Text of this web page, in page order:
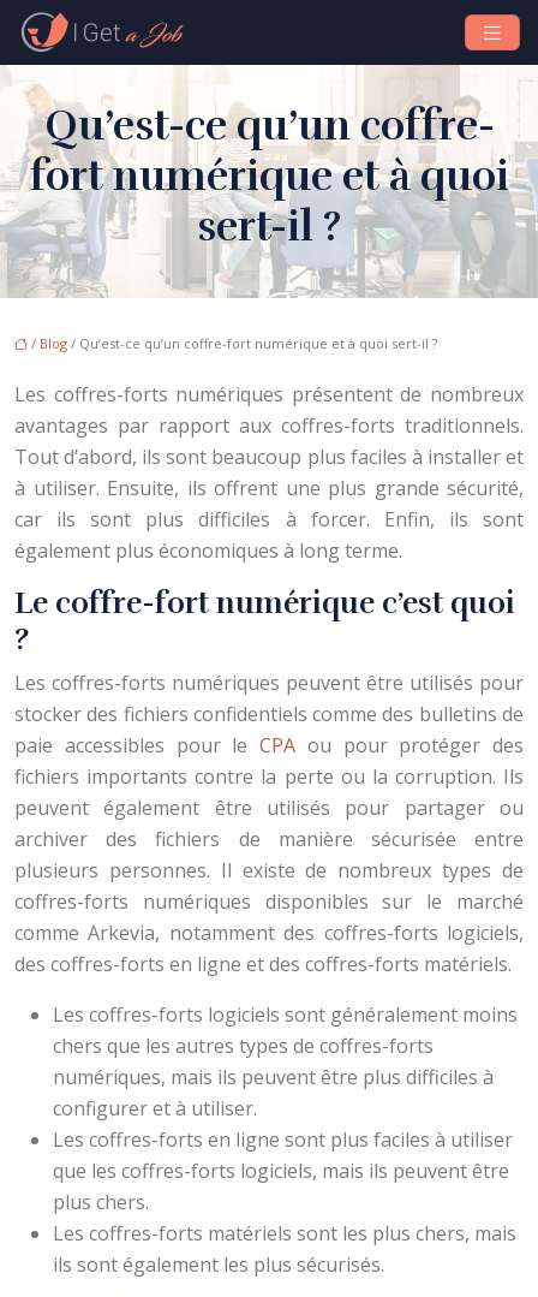
Qu’est-ce qu’un coffre-
fort numérique et à quoi
sert-il ?
/ Blog / Qu’est-ce qu’un coffre-fort numérique et à quoi sert-il ?
Les coffres-forts numériques présentent de nombreux
avantages par rapport aux coffres-forts traditionnels.
Tout d’abord, ils sont beaucoup plus faciles à installer et
à utiliser. Ensuite, ils offrent une plus grande sécurité,
car ils sont plus difficiles à forcer. Enfin, ils sont
également plus économiques à long terme.
Le coffre-fort numérique c’est quoi
?
Les coffres-forts numériques peuvent être utilisés pour
stocker des fichiers confidentiels comme des bulletins de
paie accessibles pour le CPA ou pour protéger des
fichiers importants contre la perte ou la corruption. Ils
peuvent également être utilisés pour partager ou
archiver des fichiers de manière sécurisée entre
plusieurs personnes. Il existe de nombreux types de
coffres-forts numériques disponibles sur le marché
comme Arkevia, notamment des coffres-forts logiciels,
des coffres-forts en ligne et des coffres-forts matériels.
Les coffres-forts logiciels sont généralement moins
chers que les autres types de coffres-forts
numériques, mais ils peuvent être plus difficiles à
configurer et à utiliser.
Les coffres-forts en ligne sont plus faciles à utiliser
que les coffres-forts logiciels, mais ils peuvent être
plus chers.
Les coffres-forts matériels sont les plus chers, mais
ils sont également les plus sécurisés.